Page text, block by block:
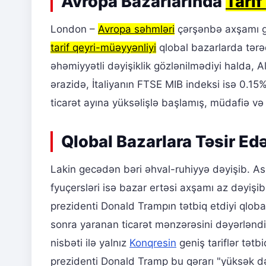
London – Avropa səhmləri çərşənbə axşamı
tarif qeyri-müəyyənliyi qlobal bazarlarda
əhəmiyyətli dəyişiklik gözlənilmədiyi halda,
ərazidə, İtaliyanın FTSE MIB indeksi isə
ticarət ayına yüksəlişlə başlamış, müdafiə
Qlobal Bazarlara Təsir
Lakin gecədən bəri əhval-ruhiyyə dəyişib.
fyuçersləri isə bazar ertəsi axşamı az
prezidenti Donald Trampın tətbiq etdiyi
sonra yaranan ticarət mənzərəsini
nisbəti ilə yalnız Konqresin geniş tariflər
prezidenti Donald Tramp bu qərarı "yüksək